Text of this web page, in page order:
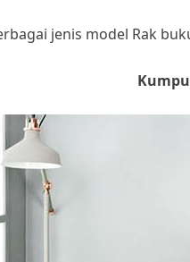
jenis model Rak